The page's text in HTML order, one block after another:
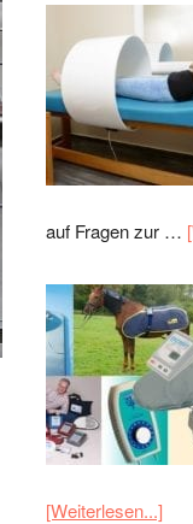
auf Fragen zur …
[Weiterlesen...]